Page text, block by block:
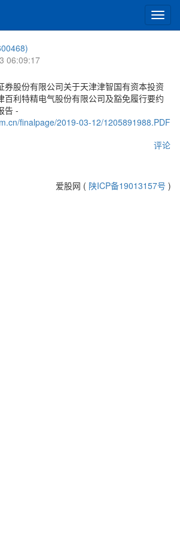
切
换
06:09:17
券股份有限公司关于天津津智国有资本投资
百利特精电气股份有限公司及豁免履行要约
告 -
finalpage/2019-03-12/1205891988.PDF
评论
爱股网 ( 陕ICP备19013157号 )